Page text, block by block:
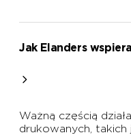
Jak Elanders
Ważną częścią
drukowanych, takich